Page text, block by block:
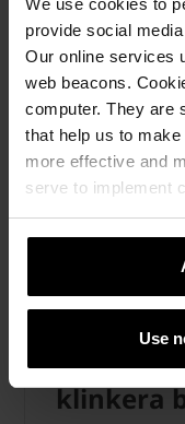
provide social
Our online services
web beacons.
computer. They are
that help us to
more effective and
serve to implement
Use
Lasīt vairāk »
Kāpēc
klinkera